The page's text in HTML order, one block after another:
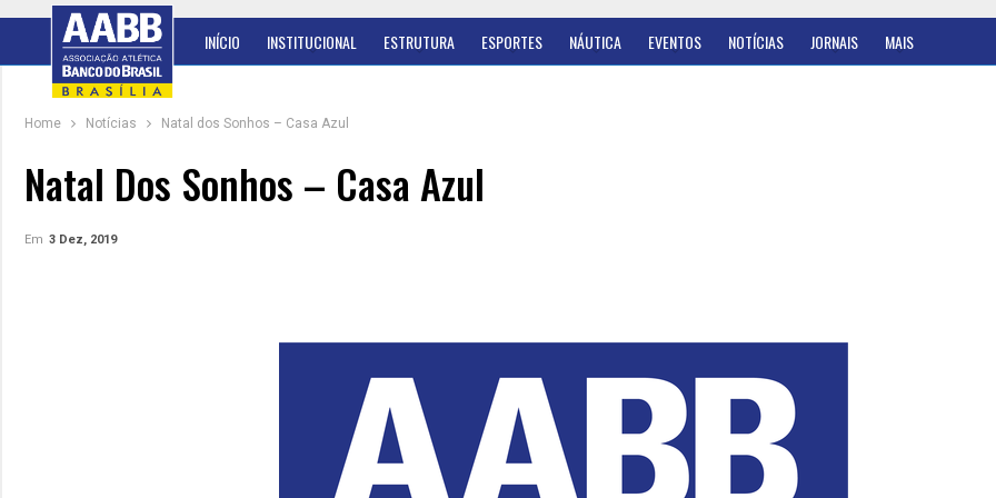
INÍCIO INSTITUCIONAL ESTRUTURA ESPORTES NÁUTICA EVENTOS NOTÍCIAS JORNAIS MAIS
Home Notícias Natal dos Sonhos – Casa Azul
Natal Dos Sonhos – Casa Azul
Em 3 Dez, 2019